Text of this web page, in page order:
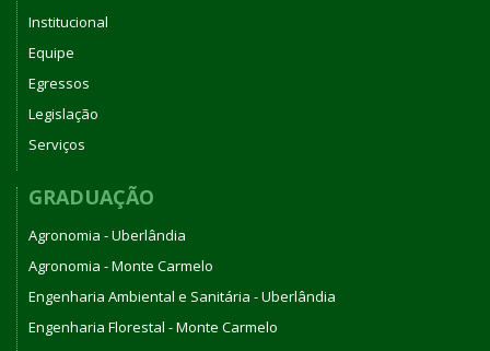
Institucional
Equipe
Egressos
Legislação
Serviços
GRADUAÇÃO
Agronomia - Uberlândia
Agronomia - Monte Carmelo
Engenharia Ambiental e Sanitária - Uberlândia
Engenharia Florestal - Monte Carmelo